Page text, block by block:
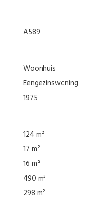
A589
woonhuis
eengezinswoning
1975
124 m²
17 m²
16 m²
490 m³
298 m²